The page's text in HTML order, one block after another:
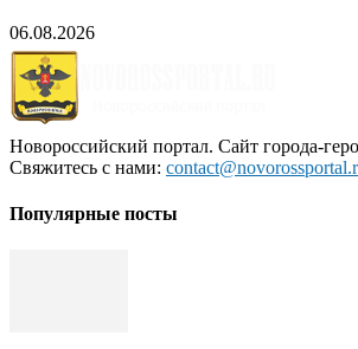
06.08.2026
Новороссийский портал. Сайт города-
Свяжитесь с нами:
Популярные посты